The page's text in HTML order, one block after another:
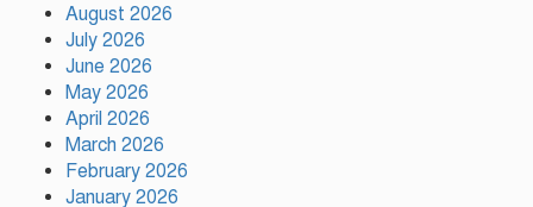
August 2026
July 2026
June 2026
May 2026
April 2026
March 2026
February 2026
January 2026